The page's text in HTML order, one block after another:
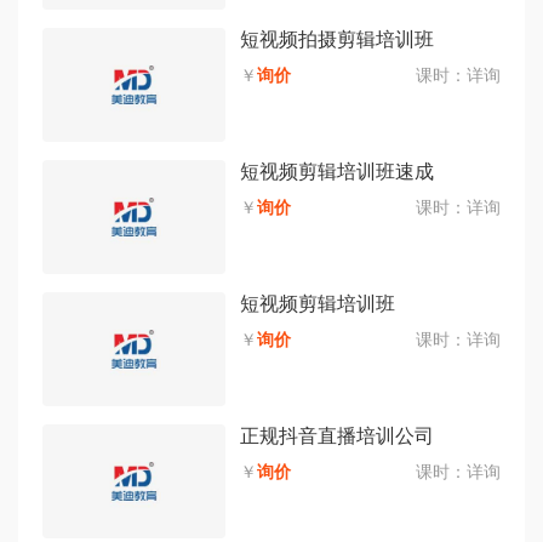
短视频拍摄剪辑培训班
￥询价 课时： 详询
短视频剪辑培训班速成
￥询价 课时： 详询
短视频剪辑培训班
￥询价 课时： 详询
正规抖音直播培训公司
￥询价 课时： 详询